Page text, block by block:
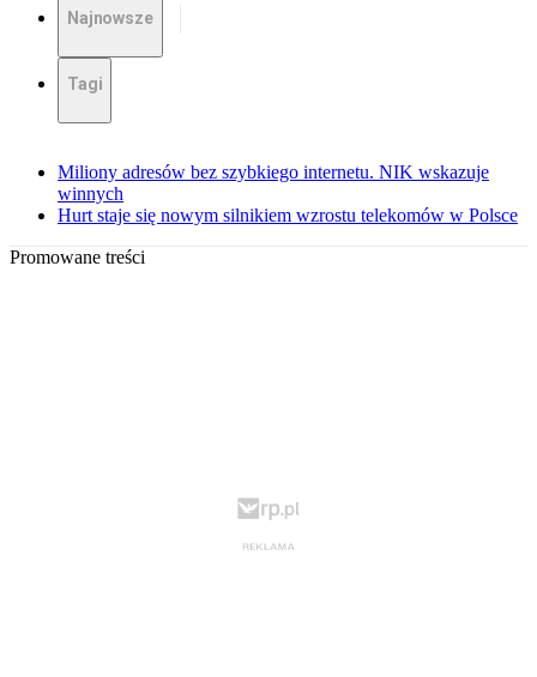
Najnowsze
Tagi
Miliony adresów bez szybkiego internetu. NIK wskazuje
winnych
Hurt staje się nowym silnikiem wzrostu telekomów w Polsce
Promowane treści